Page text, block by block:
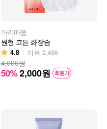
아리따움
원형 코튼 화장솜
4.8 리뷰 2,499
4,000원
50%2,000원 회원가